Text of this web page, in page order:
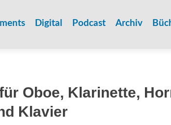
Digital Podcast Archiv
Oboe, Klarinette,
Klavier